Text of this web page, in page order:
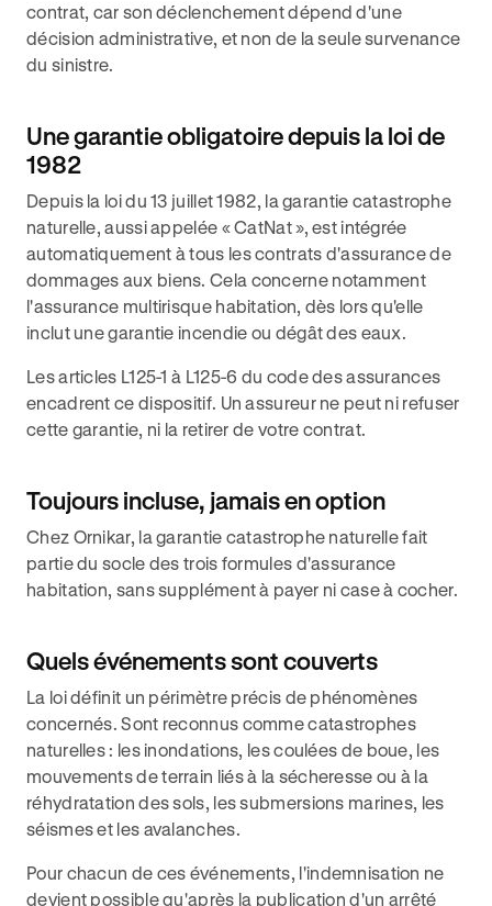
contrat, car son déclenchement dépend d'une
décision administrative, et non de la seule survenance
du sinistre.
Une garantie obligatoire depuis la loi de
1982
Depuis la loi du 13 juillet 1982, la garantie catastrophe
naturelle, aussi appelée « CatNat », est intégrée
automatiquement à tous les contrats d'assurance de
dommages aux biens. Cela concerne notamment
l'assurance multirisque habitation, dès lors qu'elle
inclut une garantie incendie ou dégât des eaux.
Les articles L125-1 à L125-6 du code des assurances
encadrent ce dispositif. Un assureur ne peut ni refuser
cette garantie, ni la retirer de votre contrat.
Toujours incluse, jamais en option
Chez Ornikar, la garantie catastrophe naturelle fait
partie du socle des trois formules d'assurance
habitation, sans supplément à payer ni case à cocher.
Quels événements sont couverts
La loi définit un périmètre précis de phénomènes
concernés. Sont reconnus comme catastrophes
naturelles : les inondations, les coulées de boue, les
mouvements de terrain liés à la sécheresse ou à la
réhydratation des sols, les submersions marines, les
séismes et les avalanches.
Pour chacun de ces événements, l'indemnisation ne
devient possible qu'après la publication d'un arrêté